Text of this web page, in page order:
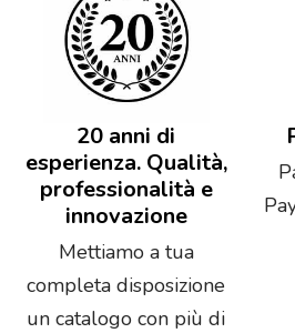
20 anni di
esperienza. Qualità,
professionalità e
innovazione
Mettiamo a tua
completa disposizione
un catalogo con più di